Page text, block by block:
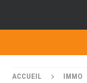
ACCUEIL IMMO